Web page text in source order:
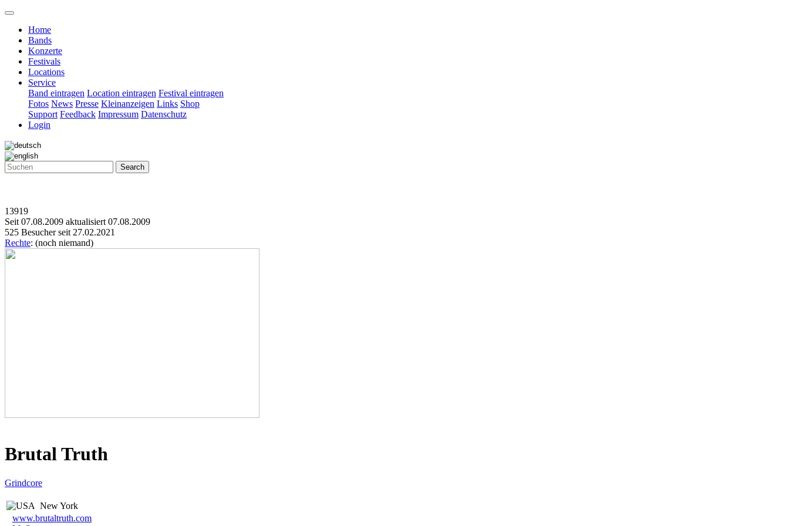
Home
Bands
Konzerte
Festivals
Locations
Service
Band eintragen Location eintragen Festival eintragen
Fotos News Presse Kleinanzeigen Links Shop
Support Feedback Impressum Datenschutz
Login
Search
13919
Seit 07.08.2009 aktualisiert 07.08.2009
525 Besucher seit 27.02.2021
Rechte: (noch niemand)
Brutal Truth
Grindcore
New York
www.brutaltruth.com